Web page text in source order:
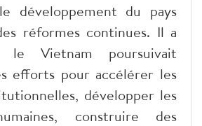
développement du pays
réformes continues. Il a
Vietnam poursuivait
efforts pour accélérer les
développer les
construire des